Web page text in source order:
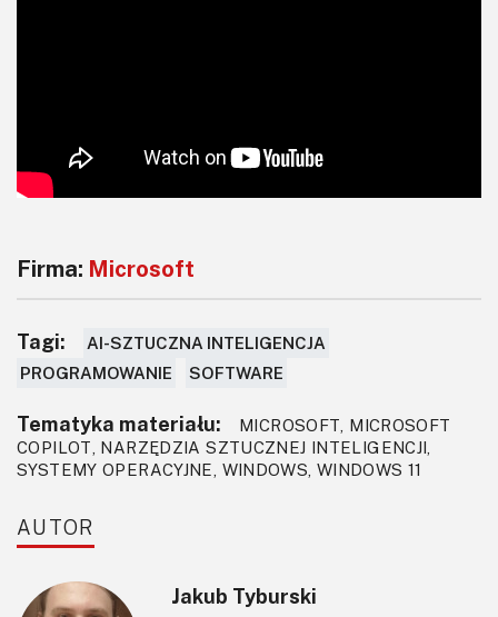
Firma: Microsoft
Tagi:
AI-SZTUCZNA INTELIGENCJA
PROGRAMOWANIE
SOFTWARE
Tematyka materiału:
MICROSOFT, MICROSOFT
COPILOT, NARZĘDZIA SZTUCZNEJ INTELIGENCJI,
SYSTEMY OPERACYJNE, WINDOWS, WINDOWS 11
AUTOR
Jakub Tyburski